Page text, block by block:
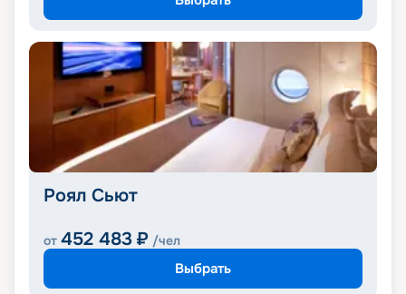
Роял Сьют
от 452 483 ₽ /чел
Выбрать